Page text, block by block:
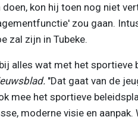
kon hij toen nog niet
zou gaan.
zal zijn in Tubeke.
alles wat met het sportieve
"Dat gaat van de
mee het sportieve
moderne visie en aanpak.